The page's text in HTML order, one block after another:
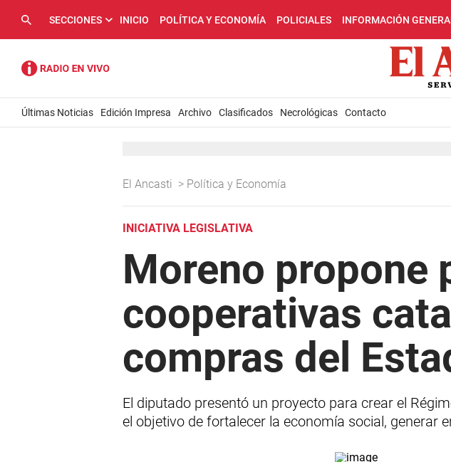
SECCIONES INICIO POLÍTICA Y ECONOMÍA POLICIALES INFORMACIÓN
Últimas Noticias Edición Impresa Archivo Clasificados Necrológicas Contacto
El Ancasti > Política y Economía
INICIATIVA LEGISLATIVA
Moreno propone
cooperativas
compras del
El diputado presentó un proyecto para crear el
el objetivo de fortalecer la economía social, generar